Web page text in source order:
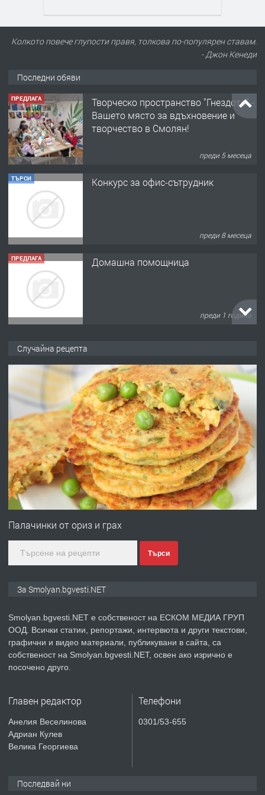
Колкото повече глупости правя, толкова по-популярен ставам.
- Джон Кенеди
Последни обяви
ПРЕДЛАГА
Творческо пространство "Гнездото" -
Вашето място за вдъхновение и
творчество в Смолян!
преди 5 месеца
ТЪРСИ Конкурс за офис-сътрудник
преди 8 месеца
ПРЕДЛАГА Домашна помощница
преди 1 година
преди 2 години
ПРЕДЛАГА
УДЪЛЖАВАНЕ НА ЧОВЕШКИЯТ
ЖИВОТ И ПОДОБРЯВАНЕ НА
НЕГОВОТО КАЧЕСТВО
преди 2 години
ПРЕДЛАГА Имот в Северна Гърция, до Кавала
преди 2 години
ПРЕДЛАГА КЪЩА В МАРОНЯ
ТЪРСИ
Случайна рецепта
Палачинки от ориз и грах
Търси
За Smolyan.bgvesti.NET
Smolyan.bgvesti.NET е собственост на ЕСКОМ МЕДИА ГРУП
ООД. Всички статии, репортажи, интервюта и други текстови,
графични и видео материали, публикувани в сайта, са
собственост на Smolyan.bgvesti.NET, освен ако изрично е
посочено друго.
Главен редактор
Анелия Веселинова
Адриан Кулев
Велика Георгиева
Телефони
0301/53-655
Последвай ни